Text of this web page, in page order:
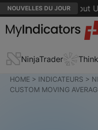
NOUVELLES DU JOUR
is in 'final stages' but
NinjaTrader
HOME > INDICATEURS >
CUSTOM MOVING